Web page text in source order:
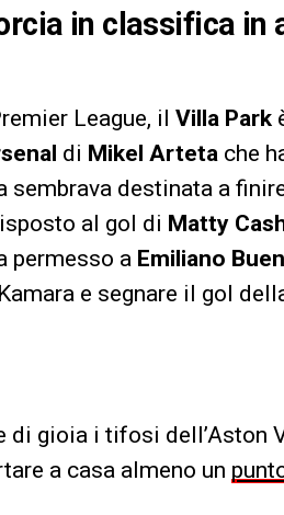
in classifica in
League, il Villa Park
di Mikel Arteta che
sembrava destinata a
al gol di Matty
permesso a Emiliano
e segnare il gol
di gioia i tifosi dell’Aston
a casa almeno un